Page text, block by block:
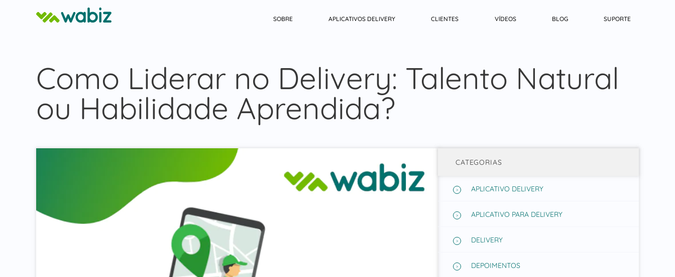
SOBRE APLICATIVOS DELIVERY CLIENTES VÍDEOS BLOG SUPORTE
Como Liderar no Delivery: Talento Natural
ou Habilidade Aprendida?
CATEGORIAS
APLICATIVO DELIVERY
APLICATIVO PARA DELIVERY
DELIVERY
DEPOIMENTOS